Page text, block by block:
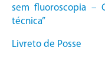
sem fluoroscopia –
técnica”
Livreto de Posse